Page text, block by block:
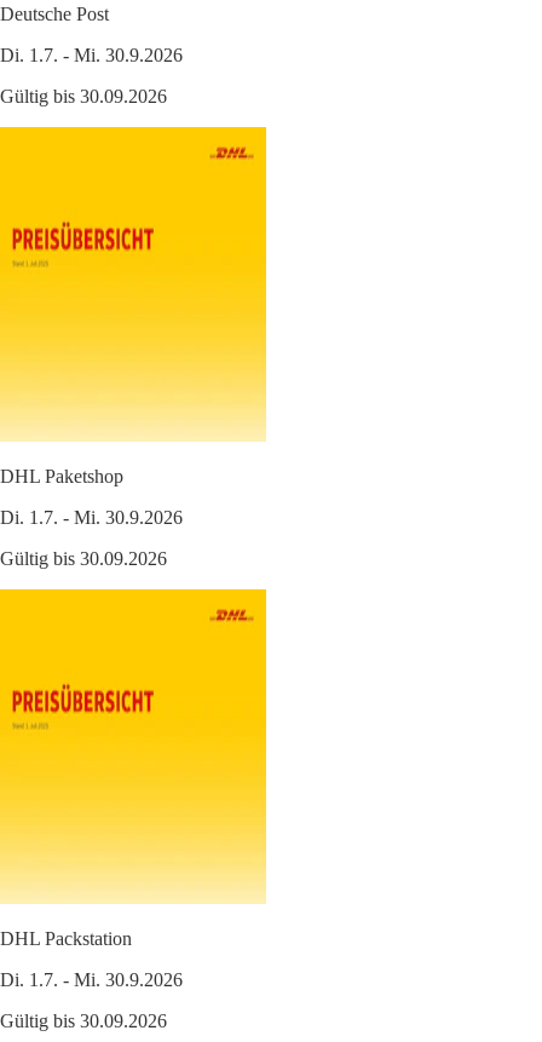
Deutsche Post
Di. 1.7. - Mi. 30.9.2026
Gültig bis 30.09.2026
DHL Paketshop
Di. 1.7. - Mi. 30.9.2026
Gültig bis 30.09.2026
DHL Packstation
Di. 1.7. - Mi. 30.9.2026
Gültig bis 30.09.2026